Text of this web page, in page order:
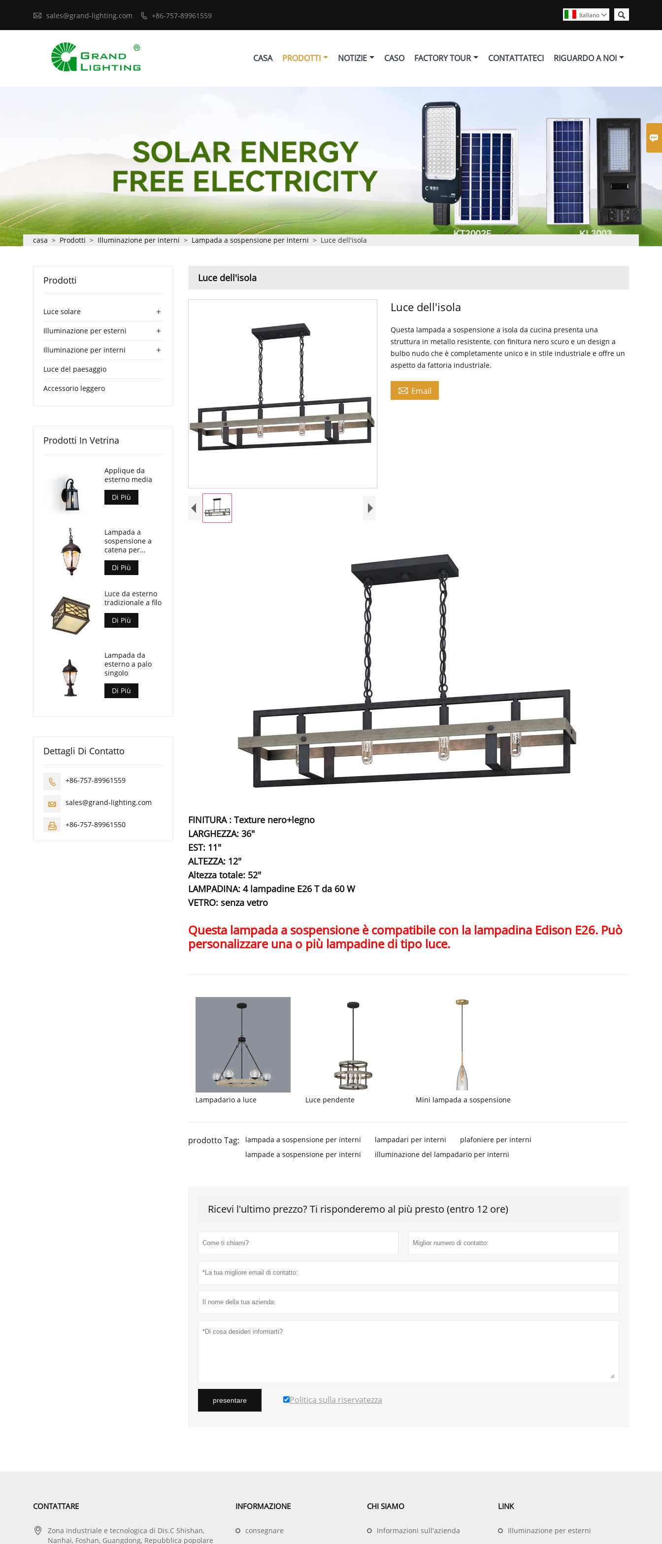

 sales@grand-lighting.com  +86-757-89961559 
Italiano 
CASA PRODOTTI NOTIZIE CASO FACTORY TOUR CONTATTATECI RIGUARDO A NOI
casa > Prodotti > Illuminazione per interni > Lampada a sospensione per interni > Luce dell'isola
Luce dell'isola
Luce dell'isola
Questa lampada a sospensione a isola da cucina presenta una
struttura in metallo resistente, con finitura nero scuro e un design a
bulbo nudo che è completamente unico e in stile industriale e offre un
aspetto da fattoria industriale.
 Email
FINITURA : Texture nero+legno
LARGHEZZA: 36"
EST: 11"
ALTEZZA: 12"
Altezza totale: 52"
LAMPADINA: 4 lampadine E26 T da 60 W
VETRO: senza vetro
Questa lampada a sospensione è compatibile con la lampadina Edison E26. Può
personalizzare una o più lampadine di tipo luce.
Lampadario a luce Luce pendente Mini lampada a sospensione
prodotto Tag: lampada a sospensione per interni lampadari per interni
plafoniere per interni
lampade a sospensione per interni
illuminazione del lampadario per interni
Ricevi l'ultimo prezzo? Ti risponderemo al più presto (entro 12 ore)
presentare Politica sulla riservatezza
Prodotti
+
Luce solare
+
Illuminazione per esterni
+
Illuminazione per interni
Luce del paesaggio
Accessorio leggero
Prodotti In Vetrina
Applique da
esterno media
Di Più
Lampada a
sospensione a
catena per
esterni
Di Più
Luce da esterno
tradizionale a filo
Di Più
Lampada da
esterno a palo
singolo
Di Più
Dettagli Di Contatto
 +86-757-89961559
 sales@grand-lighting.com
 +86-757-89961550
CONTATTARE

Zona industriale e tecnologica di Dis.C Shishan,
Nanhai, Foshan, Guangdong, Repubblica popolare
INFORMAZIONE
consegnare
CHI SIAMO
Informazioni sull'azienda
LINK
Illuminazione per esterni